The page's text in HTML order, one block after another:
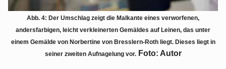
Abb. 4: Der Umschlag zeigt die Malkante eines verworfenen,
andersfarbigen, leicht verkleinerten Gemäldes auf Leinen, das unter
einem Gemälde von Norbertine von Bresslern-Roth liegt. Dieses liegt in
seiner zweiten Aufnagelung vor.Foto: Autor